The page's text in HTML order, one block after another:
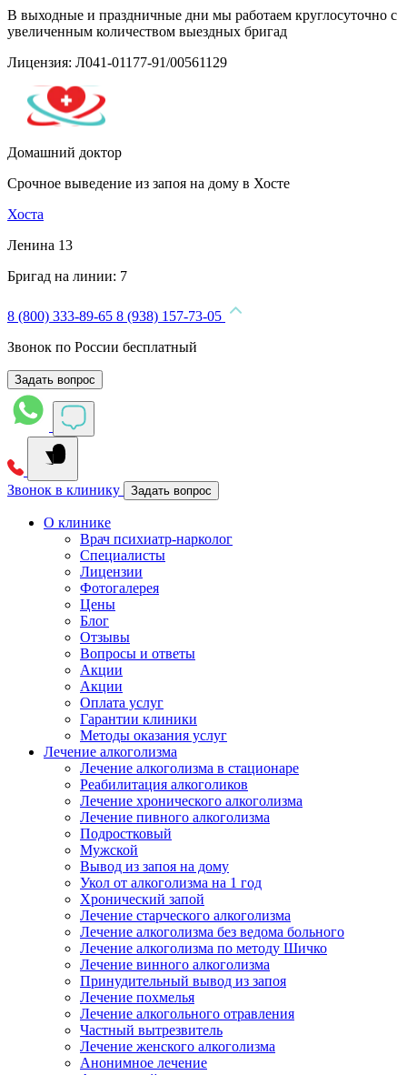
В выходные и праздничные дни мы работаем круглосуточно с
увеличенным количеством выездных бригад
Лицензия: Л041-01177-91/00561129
Домашний доктор
Срочное выведение из запоя на дому в Хосте
Хоста
Ленина 13
Бригад на линии: 7
8 (800) 333-89-65 8 (938) 157-73-05
Звонок по России бесплатный
Задать вопрос
Звонок в клинику Задать вопрос
О клинике
Врач психиатр-нарколог
Специалисты
Лицензии
Фотогалерея
Цены
Блог
Отзывы
Вопросы и ответы
Акции
Акции
Оплата услуг
Гарантии клиники
Методы оказания услуг
Лечение алкоголизма
Лечение алкоголизма в стационаре
Реабилитация алкоголиков
Лечение хронического алкоголизма
Лечение пивного алкоголизма
Подростковый
Мужской
Вывод из запоя на дому
Укол от алкоголизма на 1 год
Хронический запой
Лечение старческого алкоголизма
Лечение алкоголизма без ведома больного
Лечение алкоголизма по методу Шичко
Лечение винного алкоголизма
Принудительный вывод из запоя
Лечение похмелья
Лечение алкогольного отравления
Частный вытрезвитель
Лечение женского алкоголизма
Анонимное лечение